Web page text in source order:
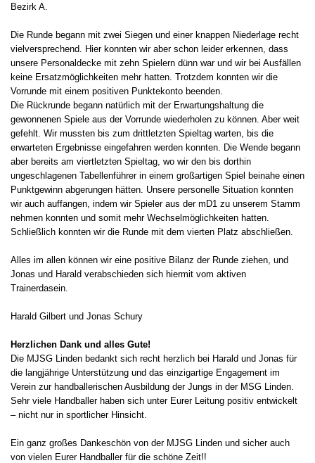
Bezirk A.
Die Runde begann mit zwei Siegen und einer knappen Niederlage recht
vielversprechend. Hier konnten wir aber schon leider erkennen, dass
unsere Personaldecke mit zehn Spielern dünn war und wir bei Ausfällen
keine Ersatzmöglichkeiten mehr hatten. Trotzdem konnten wir die
Vorrunde mit einem positiven Punktekonto beenden.
Die Rückrunde begann natürlich mit der Erwartungshaltung die
gewonnenen Spiele aus der Vorrunde wiederholen zu können. Aber weit
gefehlt. Wir mussten bis zum drittletzten Spieltag warten, bis die
erwarteten Ergebnisse eingefahren werden konnten. Die Wende begann
aber bereits am viertletzten Spieltag, wo wir den bis dorthin
ungeschlagenen Tabellenführer in einem großartigen Spiel beinahe einen
Punktgewinn abgerungen hätten. Unsere personelle Situation konnten
wir auch auffangen, indem wir Spieler aus der mD1 zu unserem Stamm
nehmen konnten und somit mehr Wechselmöglichkeiten hatten.
Schließlich konnten wir die Runde mit dem vierten Platz abschließen.
Alles im allen können wir eine positive Bilanz der Runde ziehen, und
Jonas und Harald verabschieden sich hiermit vom aktiven
Trainerdasein.
Harald Gilbert und Jonas Schury
Herzlichen Dank und alles Gute!
Die MJSG Linden bedankt sich recht herzlich bei Harald und Jonas für
die langjährige Unterstützung und das einzigartige Engagement im
Verein zur handballerischen Ausbildung der Jungs in der MSG Linden.
Sehr viele Handballer haben sich unter Eurer Leitung positiv entwickelt
– nicht nur in sportlicher Hinsicht.
Ein ganz großes Dankeschön von der MJSG Linden und sicher auch
von vielen Eurer Handballer für die schöne Zeit!!